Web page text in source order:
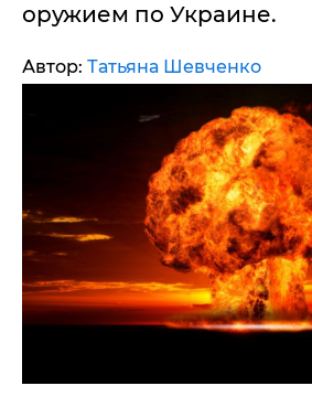
оружием по Украине.
Автор: Татьяна Шевченко